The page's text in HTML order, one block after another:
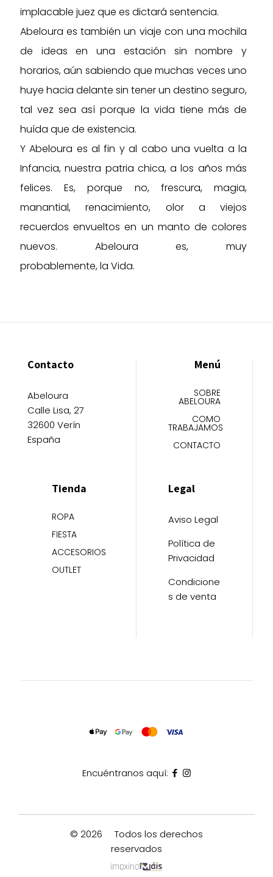
implacable juez que es dictará sentencia.
Abeloura es también un viaje con una mochila
de ideas en una estación sin nombre y
horarios, aún sabiendo que muchas veces uno
huye hacia delante sin tener un destino seguro,
tal vez sea así porque la vida tiene más de
huída que de existencia.
Y Abeloura es al fin y al cabo una vuelta a la
Infancia, nuestra patria chica, a los años más
felices. Es, porque no, frescura, magia,
manantial, renacimiento, olor a viejos
recuerdos envueltos en un manto de colores
nuevos. Abeloura es, muy
probablemente, la Vida.
Contacto
Abeloura
Calle Lisa, 27
32600 Verín
España
Menú
SOBRE
ABELOURA
COMO
TRABAJAMOS
CONTACTO
Tienda
ROPA
FIESTA
ACCESORIOS
OUTLET
Legal
Aviso Legal
Política de
Privacidad
Condicione
s de venta
Encuéntranos aquí:
© 2026
Todos los derechos
reservados